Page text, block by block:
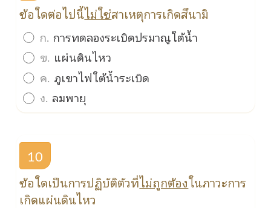
ข้อใดต่อไปนี้ไม่ใช่สาเหตุการเกิดสึนามิ
ก. การทดลองระเบิดปรมาณูใต้น้ำ
ข. แผ่นดินไหว
ค. ภูเขาไฟใต้น้ำระเบิด
ง. ลมพายุ
10
ข้อใดเป็นการปฏิบัติตัวที่ไม่ถูกต้องในภาวะการ
เกิดแผ่นดินไหว